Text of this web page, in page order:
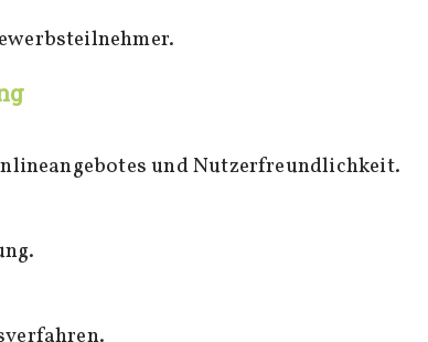
und Nutzerfreundlichkeit.